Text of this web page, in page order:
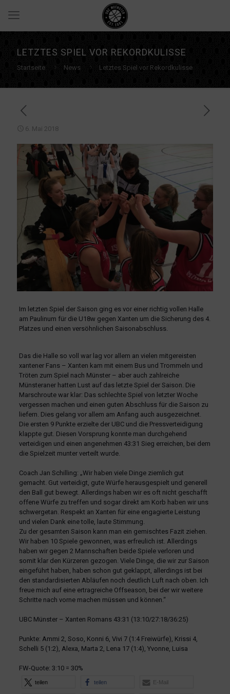
LETZTES SPIEL VOR REKORDKULISSE
Startseite News Letztes Spiel vor Rekordkulisse
6. Mai 2018
Im letzten Spiel der Saison ging es vor einer richtig vollen Halle
am Paulinum für die U18w gegen Xanten um die Sicherung des 4.
Platzes und einen versöhnlichen Saisonabschluss.
Das die Halle so voll war lag vor allem an vielen mitgereisten
xantener Fans – Xanten kam mit einem Bus und Trommeln und
Tröten zum Spiel nach Münster – aber auch zahlreiche
Münsteraner hatten Lust auf das letzte Spiel der Saison. Die
Marschroute war klar: Das schlechte Spiel von letzter Woche
vergessen machen und einen guten Abschluss für die Saison zu
liefern. Dies gelang vor allem am Anfang auch ausgezeichnet.
Die ersten 9 Punkte erzielte der UBC und die Pressverteidigung
klappte gut. Diesen Vorsprung konnte man durchgehend
verteidigen und einen angenehmen 43:31 Sieg erreichen, bei dem
die Spielzeit munter verteilt wurde.
Coach Jan Schilling: „Wir haben viele Dinge ziemlich gut
gemacht. Gut verteidigt, gute Würfe herausgespielt und generell
den Ball gut bewegt. Allerdings haben wir es oft nicht geschafft
offene Würfe zu treffen und sogar direkt am Korb haben wir uns
schwergetan. Respekt an Xanten für eine engagierte Leistung
und vielen Dank eine tolle, laute Stimmung.
Zu der gesamten Saison kann man ein gemischtes Fazit ziehen.
Wir haben 10 Spiele gewonnen, was erfreulich ist. Allerdings
haben wir gegen 2 Mannschaften beide Spiele verloren und
somit klar den Kürzeren gezogen. Viele Dinge, die wir zur Saison
eingeführt haben, haben schon gut geklappt, allerdings ist bei
den standardisierten Abläufen noch deutlich Luft nach oben. Ich
freue mich auf eine ertragreiche Offseason, bei der wir weitere
Schritte nach vorne machen müssen und können.“
UBC Münster – Xanten Romans 43:31 (13:10/27:18/36:25)
Punkte: Ammi 2, Soso, Konni 6, Vivi 7 (1:4 Freiwürfe), Krissi 4,
Schelli 5 (1:2), Alexa, Marta 2, Lena 17 (1:4), Yvonne, Luisa
FW-Quote: 3:10 = 30%
teilen teilen E-Mail